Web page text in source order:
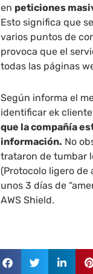
en peticiones
Esto significa que
varios puntos de
provoca que el
todas las páginas
Según informa el
identificar ek
que la compañía
información. No
trataron de tumbar
(Protocolo ligero de
unos 3 días de
AWS Shield.